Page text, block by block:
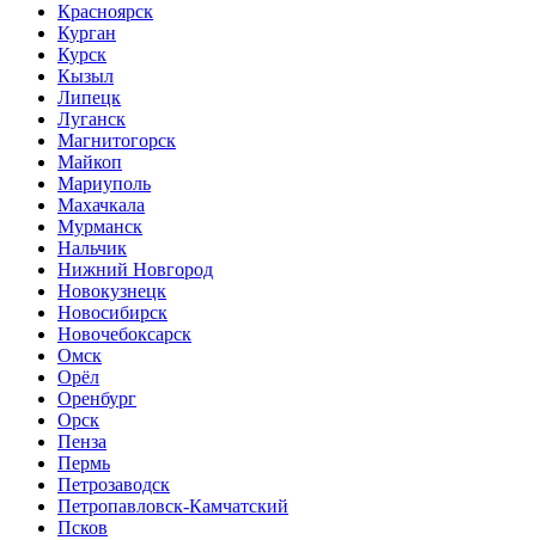
Красноярск
Курган
Курск
Кызыл
Липецк
Луганск
Магнитогорск
Майкоп
Мариуполь
Махачкала
Мурманск
Нальчик
Нижний Новгород
Новокузнецк
Новосибирск
Новочебоксарск
Омск
Орёл
Оренбург
Орск
Пенза
Пермь
Петрозаводск
Петропавловск-Камчатский
Псков